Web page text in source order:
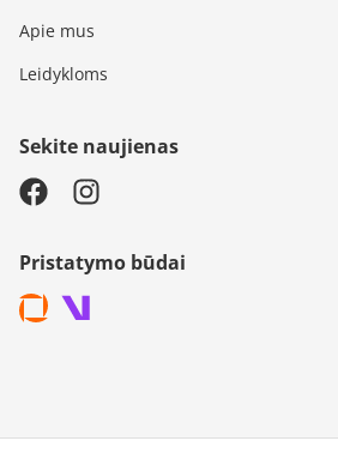
Apie mus
Leidykloms
Sekite naujienas
Pristatymo būdai